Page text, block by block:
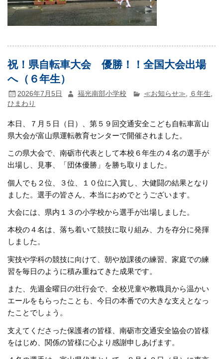
祝！県自転車大会 優勝！！全国大会出場
へ（６年生）
2026年7月5日 福光南部小学校 ≪お知らせ≫ ６年生
ひまわり
本日、７月５日（日）、第５９回交通安全こども自転車富山
県大会が富山県運転教育センターで開催されました。
この県大会で、南砺市代表として本校６年生の４名の選手が
出場し、見事、「団体優勝」を勝ち取りました。
個人でも２位、３位、１０位に入賞し、大健闘の結果となり
ました。選手の皆さん、本当におめでとうございます。
大会には、県内１３の小学校から選手が出場しました。
本校の４名は、落ち着いて競技に取り組み、力を存分に発揮
しました。
実技や学科の競技に向けて、朝や放課後の練習、家庭での練
習を毎日のように積み重ねてきた成果です。
また、先週金曜日の壮行会で、全校児童や教職員から温かい
エールをもらったことも、今日の本番での大きな支えとなっ
たことでしょう。
支えてくださった保護者の皆様、南砺市交通安全協会の皆様
をはじめ、関係の皆様に心より感謝申しあげます。